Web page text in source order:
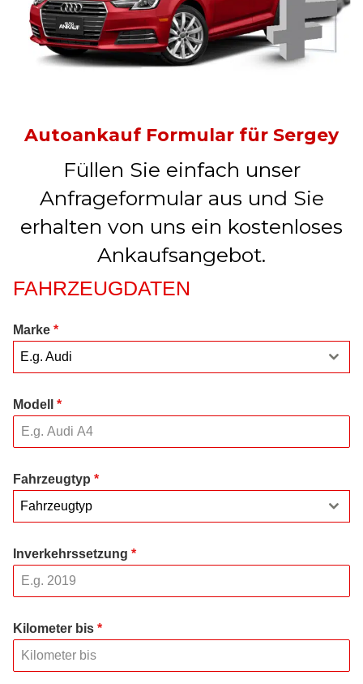
Autoankauf Formular für Sergey
Füllen Sie einfach unser
Anfrageformular aus und Sie
erhalten von uns ein kostenloses
Ankaufsangebot.
FAHRZEUGDATEN
Marke *
E.g. Audi
Modell *
Fahrzeugtyp *
Fahrzeugtyp
Inverkehrssetzung *
Kilometer bis *